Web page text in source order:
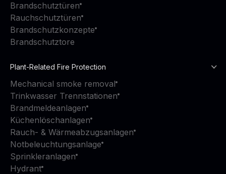
Brandschutztüren
Rauchschutztüren
Brandschutzkonzepte
Brandschutztore
Plant-Related Fire Protection
Mechanical smoke removal
Trinkwasser Trennstationen
Brandmeldeanlagen
Küchenlöschanlagen
Rauch- & Wärmeabzugsanlagen
Notbeleuchtungsanlage
Sprinkleranlagen
Hydrant